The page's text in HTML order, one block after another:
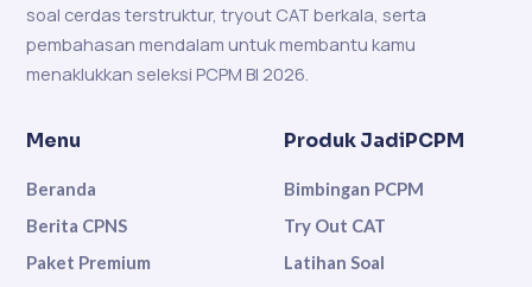
soal cerdas terstruktur, tryout CAT berkala, serta
pembahasan mendalam untuk membantu kamu
menaklukkan seleksi PCPM BI 2026.
Menu
Beranda
Berita CPNS
Paket Premium
Produk JadiPCPM
Bimbingan PCPM
Try Out CAT
Latihan Soal